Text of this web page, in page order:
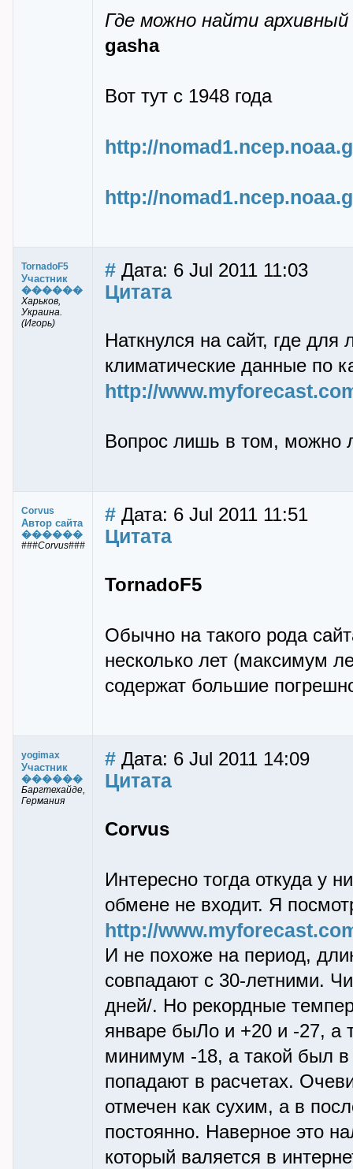
Где можно найти архивный
gasha
Вот тут с 1948 года
http://
http://
TornadoF5
Участник
������
Харьков,
Украина.
(Игорь)
# Дата: 6 Jul 2011 11:03
Цитата
Наткнулся на сайт, где для
климатические данные по
http://
Вопрос лишь в том, можно
Corvus
Автор сайта
������
###Corvus###
# Дата: 6 Jul 2011 11:51
Цитата
TornadoF5
Обычно на такого рода
несколько лет (максимум
содержат большие
yogimax
Участник
������
Баргтехайде,
Германия
# Дата: 6 Jul 2011 14:09
Цитата
Corvus
Интересно тогда откуда у
обмене не входит. Я
http://
И не похоже на период,
совпадают с 30-летними.
дней/. Но рекордные
январе быЛо и +20 и -27, а
минимум -18, а такой был в
попадают в расчетах.
отмечен как сухим, а в
постоянно. Наверное это
который валяется в